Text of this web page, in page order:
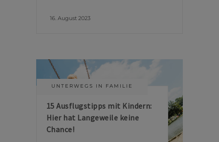
16. August 2023
UNTERWEGS IN FAMILIE
15 Ausflugstipps mit Kindern:
Hier hat Langeweile keine
Chance!